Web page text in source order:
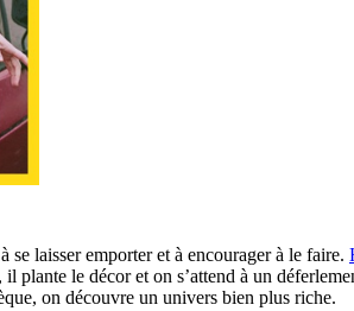
laisser emporter et à encourager à le faire.
plante le décor et on s’attend à un
on découvre un univers bien plus riche.